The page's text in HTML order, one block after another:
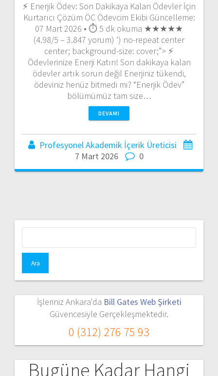
⚡ Enerjik Ödev: Son Dakikaya Kalan Ödevler İçin
Kurtarıcı Çözüm ÖC Ödevcim Ekibi Güncelleme:
07 Mart 2026 • ⏱️ 5 dk okuma ★★★★★
(4.98/5 – 3.847 yorum) ‘) no-repeat center
center; background-size: cover;”> ⚡
Ödevlerinize Enerji Katın! Son dakikaya kalan
ödevler artık sorun değil Enerjiniz tükendi,
ödeviniz henüz bitmedi mi? “Enerjik Ödev”
bölümümüz tam size…
DEVAMI
Profesyonel Akademik İçerik Üreticisi
7 Mart 2026
0
İşleriniz Ankara'da Bill Gates Web Şirketi
Güvencesiyle Gerçekleşmektedir.
0 (312) 276 75 93
Bugüne Kadar Hangi